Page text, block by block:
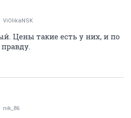
ViOlikaNSK
Цены такие есть у них, и по
nik_86